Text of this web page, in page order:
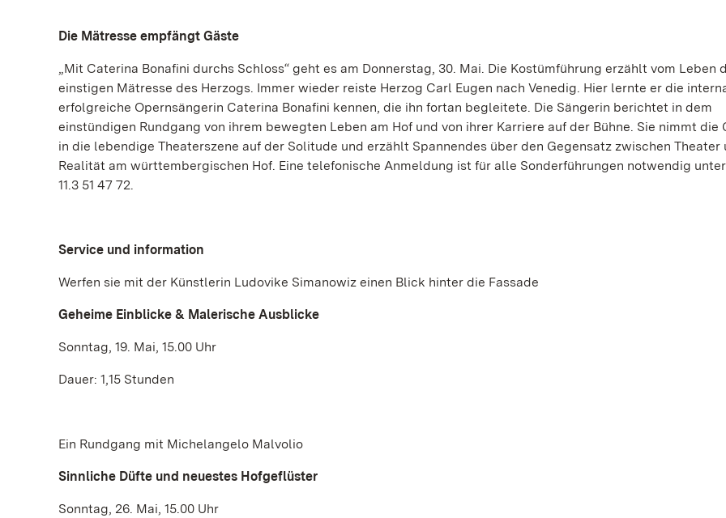
Die Mätresse empfängt Gäste
„Mit Caterina Bonafini durchs Schloss“ geht es am Donnerstag, 30. Mai. Die Kostümführung erzählt vom Leben
einstigen Mätresse des Herzogs. Immer wieder reiste Herzog Carl Eugen nach Venedig. Hier lernte er die
erfolgreiche Opernsängerin Caterina Bonafini kennen, die ihn fortan begleitete. Die Sängerin berichtet in dem
einstündigen Rundgang von ihrem bewegten Leben am Hof und von ihrer Karriere auf der Bühne. Sie nimmt die
in die lebendige Theaterszene auf der Solitude und erzählt Spannendes über den Gegensatz zwischen Theater
Realität am württembergischen Hof. Eine telefonische Anmeldung ist für alle Sonderführungen notwendig
11.3 51 47 72.
Service und information
Werfen sie mit der Künstlerin Ludovike Simanowiz einen Blick hinter die Fassade
Geheime Einblicke & Malerische Ausblicke
Sonntag, 19. Mai, 15.00 Uhr
Dauer: 1,15 Stunden
Ein Rundgang mit Michelangelo Malvolio
Sinnliche Düfte und neuestes Hofgeflüster
Sonntag, 26. Mai, 15.00 Uhr